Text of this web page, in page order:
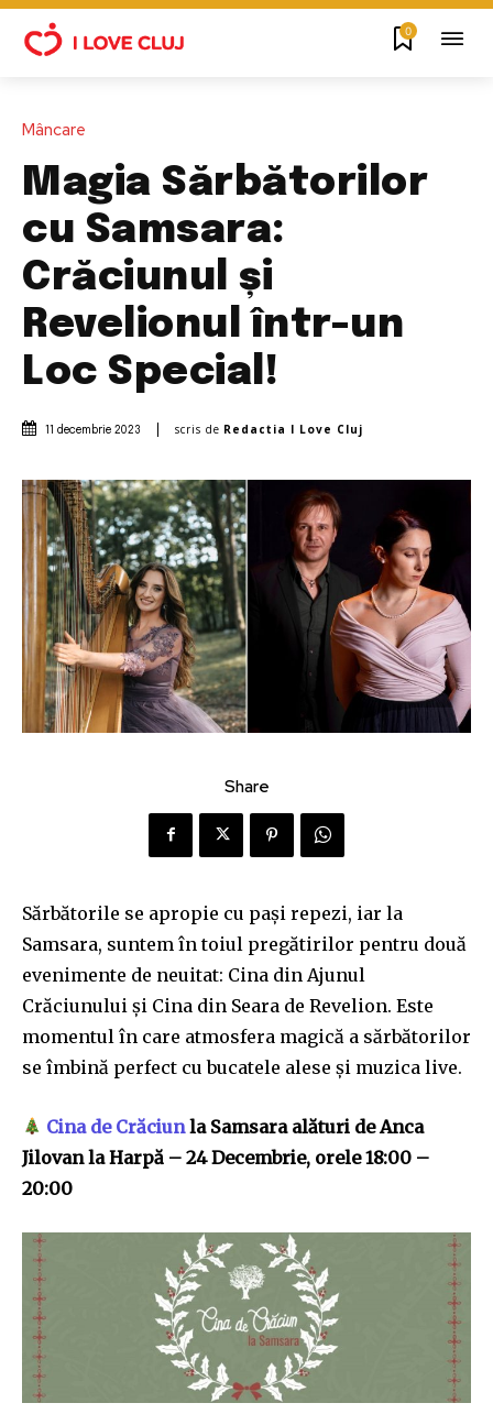
0
Mâncare
Magia Sărbătorilor
cu Samsara:
Crăciunul și
Revelionul într-un
Loc Special!
11 decembrie 2023 scris de Redactia I Love Cluj
Share
Sărbătorile se apropie cu pași repezi, iar la
Samsara, suntem în toiul pregătirilor pentru două
evenimente de neuitat: Cina din Ajunul
Crăciunului și Cina din Seara de Revelion. Este
momentul în care atmosfera magică a sărbătorilor
se îmbină perfect cu bucatele alese și muzica live.
Cina de Crăciunla Samsara alături de Anca
Jilovan la Harpă – 24 Decembrie, orele 18:00 –
20:00